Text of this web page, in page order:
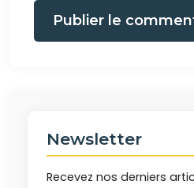
Publier le
Newsletter
Recevez nos derniers